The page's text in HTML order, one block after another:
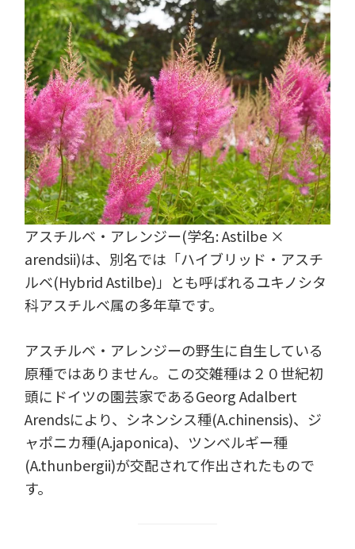
アスチルベ・アレンジー(学名: Astilbe ×
arendsii)は、別名では「ハイブリッド・アスチ
ルベ(Hybrid Astilbe)」とも呼ばれるユキノシタ
科アスチルベ属の多年草です。
アスチルベ・アレンジーの野生に自生している
原種ではありません。この交雑種は２０世紀初
頭にドイツの園芸家であるGeorg Adalbert
Arendsにより、シネンシス種(A.chinensis)、ジ
ャポニカ種(A.japonica)、ツンベルギー種
(A.thunbergii)が交配されて作出されたもので
す。